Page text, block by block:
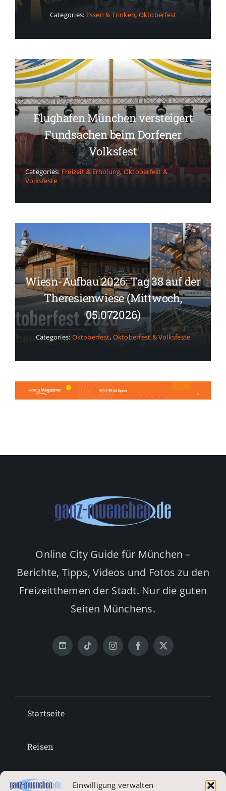
Einwilligung verwalten
Categories: Essen & Trinken, Oktoberfest
Flughafen München versteigert
Fundsachen beim Dorfener
Volksfest
Categories:Freizeit & Erholung, Oktoberfest &
Volksfeste
Wiesn-Aufbau 2026: Tag 38 auf der
Theresienwiese (Mittwoch,
05.072026)
Categories: Oktoberfest, Oktoberfest & Volksfeste
Online City Guide für München –
Berichte, Tipps, Videos und Fotos zu den
Freizeitthemen der Stadt. Nur die guten
Seiten Münchens.
Startseite
Reisen
Lifestyle